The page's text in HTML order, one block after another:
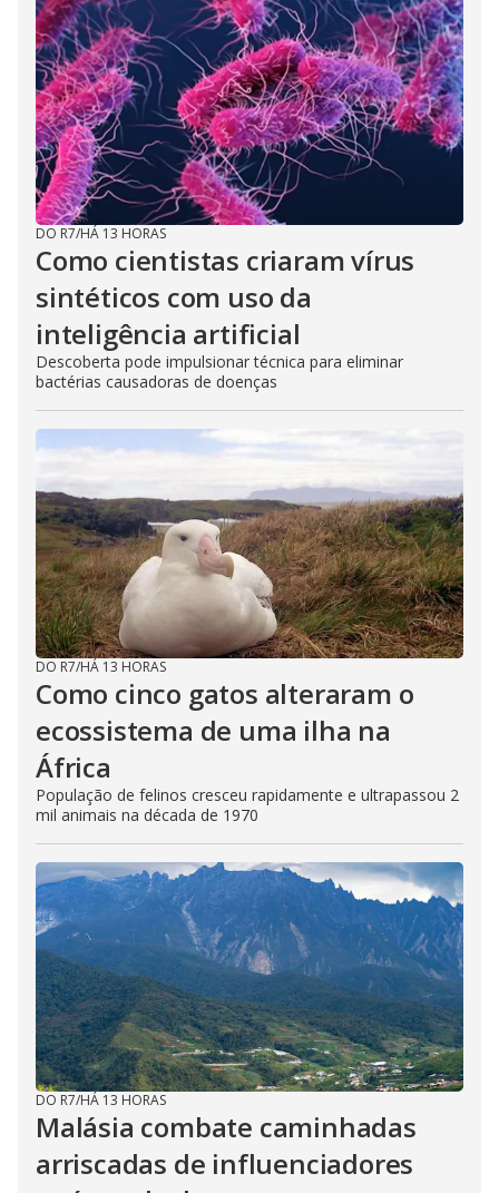
DO R7/HÁ 13 HORAS
Como cientistas criaram vírus
sintéticos com uso da
inteligência artificial
Descoberta pode impulsionar técnica para eliminar
bactérias causadoras de doenças
DO R7/HÁ 13 HORAS
Como cinco gatos alteraram o
ecossistema de uma ilha na
África
População de felinos cresceu rapidamente e ultrapassou 2
mil animais na década de 1970
DO R7/HÁ 13 HORAS
Malásia combate caminhadas
arriscadas de influenciadores